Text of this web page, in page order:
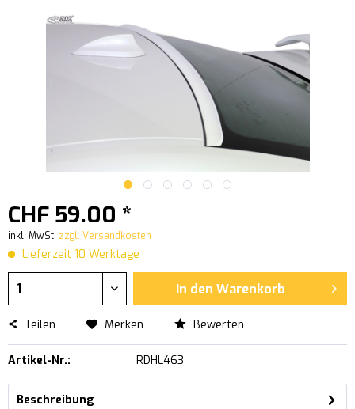
CHF 59.00 *
inkl. MwSt. zzgl. Versandkosten
Lieferzeit 10 Werktage
In den Warenkorb
Teilen Merken Bewerten
Artikel-Nr.: RDHL463
Beschreibung